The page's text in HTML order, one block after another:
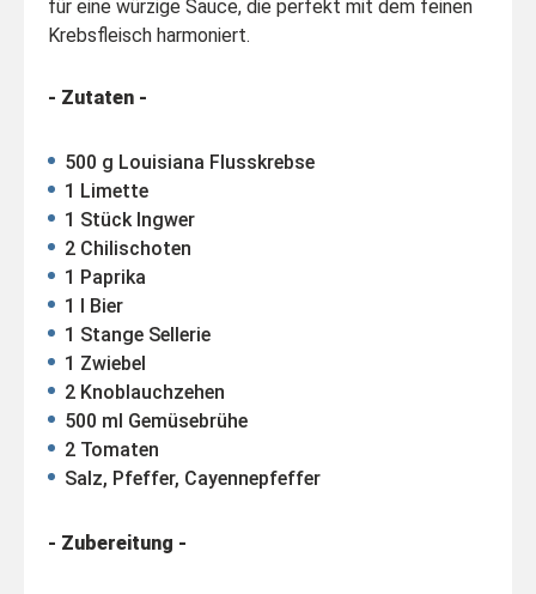
für eine würzige Sauce, die perfekt mit dem feinen
Krebsfleisch harmoniert.
- Zutaten -
500 g Louisiana Flusskrebse
1 Limette
1 Stück Ingwer
2 Chilischoten
1 Paprika
1 l Bier
1 Stange Sellerie
1 Zwiebel
2 Knoblauchzehen
500 ml Gemüsebrühe
2 Tomaten
Salz, Pfeffer, Cayennepfeffer
- Zubereitung -